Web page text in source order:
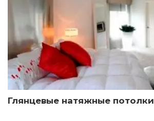
Глянцевые натяжные потолки